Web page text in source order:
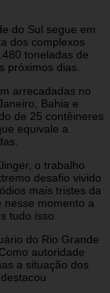
do Sul segue em
dos complexos
toneladas de
próximos dias.
arrecadadas no
Bahia e
de 25 contêineres
equivale a
o trabalho
desafio vivido
mais tristes da
nesse momento a
tudo isso.
do Rio Grande
autoridade
a situação dos